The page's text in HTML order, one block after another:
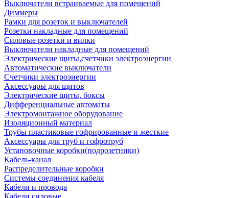
Выключатели встраиваемые для помещений
Диммеры
Рамки для розеток и выключателей
Розетки накладные для помещений
Силовые розетки и вилки
Выключатели накладные для помещений
Электрические щиты,счетчики электроэнергии
Автоматические выключатели
Счетчики электроэнергии
Аксессуары для щитов
Электрические щиты, боксы
Дифференциальные автоматы
Электромонтажное оборудование
Изоляционный материал
Трубы пластиковые гофрированные и жесткие
Аксессуары для труб и гофротруб
Установочные коробки(подрозетники)
Кабель-канал
Распределительные коробки
Системы соединения кабеля
Кабели и провода
Кабели силовые